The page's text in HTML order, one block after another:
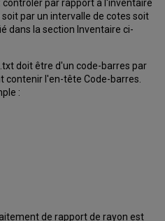
par rapport à l'inventaire
par un intervalle de cotes soit
dans la section Inventaire ci-
doit être d'un code-barres par
contenir l'en-tête Code-barres.
:
de rapport de rayon est